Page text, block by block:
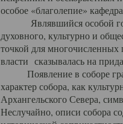
особое «благолепие»
Являвшийся особой
духовного, культурно и
точкой для многочисленных
власти сказывалась на
Появление в соборе
характер собора, как
Архангельского Севера,
Неслучайно, описи собора